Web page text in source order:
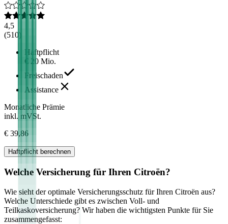
4,5
(510)
Haftpflicht
€ 20 Mio.
Freischaden
Assistance
Monatliche Prämie
inkl. mVSt.
€ 39,86
Haftpflicht berechnen
Welche Versicherung für Ihren Citroën?
Wie sieht der optimale Versicherungsschutz für Ihren Citroën aus?
Welche Unterschiede gibt es zwischen Voll- und
Teilkaskoversicherung? Wir haben die wichtigsten Punkte für Sie
zusammengefasst: